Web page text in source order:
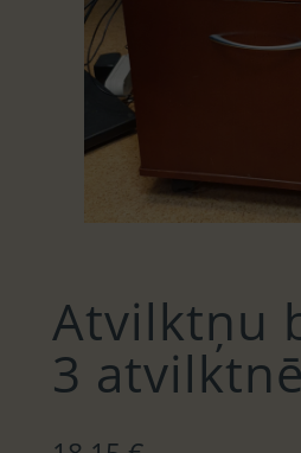
Atvilktņu
3